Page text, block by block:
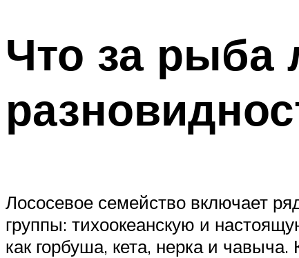
Что за рыба
Лососевое семейство включает
группы: тихоокеанскую и
как горбуша, кета, нерка и